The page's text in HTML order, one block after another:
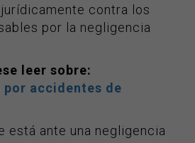
contra los
por la negligencia
leer sobre:
accidentes de
está ante una negligencia